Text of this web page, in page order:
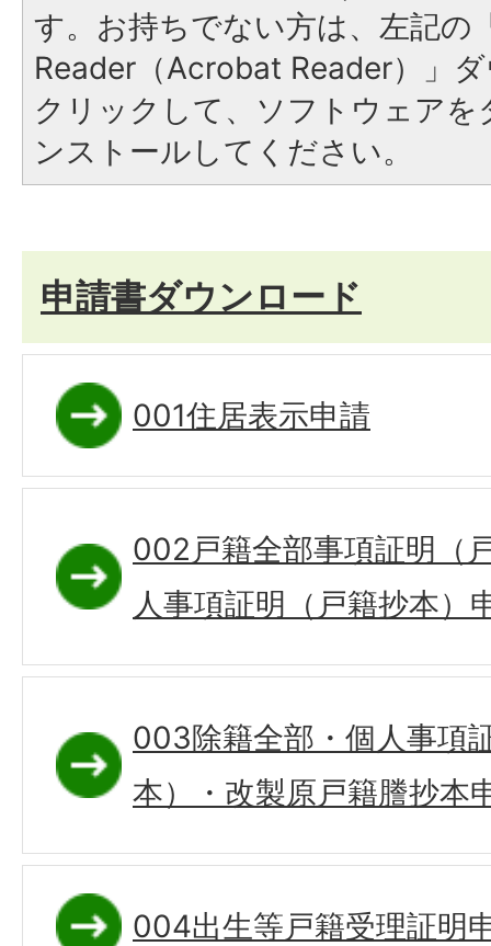
す。お持ちでない方は、左記の
Reader（Acrobat Reader）」
クリックして、ソフトウェア
ンストールしてください。
申請書ダウンロード
001住居表示申請
002戸籍全部事項証明（
人事項証明（戸籍抄本）
003除籍全部・個人事項
本）・改製原戸籍謄抄本
004出生等戸籍受理証明